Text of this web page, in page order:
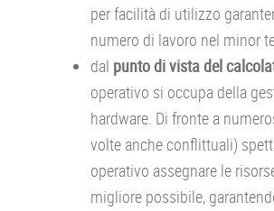
per facilità di utilizzo
numero di lavoro nel minor
dal punto di vista del
operativo si occupa della
hardware. Di fronte a
volte anche conflittuali)
operativo assegnare le
migliore possibile,